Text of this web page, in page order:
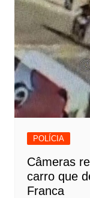
POLÍCIA
Câmeras
carro que
Franca